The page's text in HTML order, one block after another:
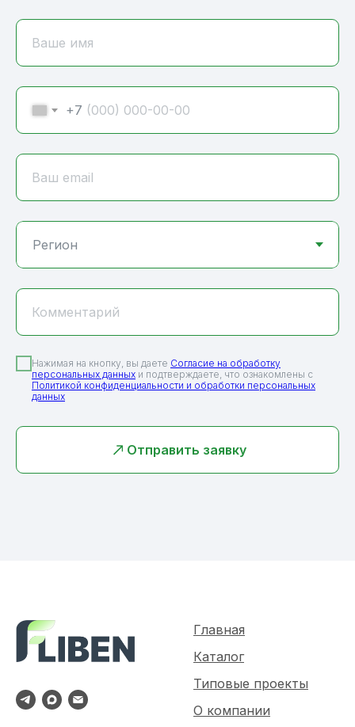
Ваше имя
+7
Ваш email
Комментарий
Нажимая на кнопку, вы даете Согласие на обработку
персональных данных и подтверждаете, что ознакомлены с
Политикой конфиденциальности и обработки персональных
данных
Отправить заявку
Главная
Каталог
Типовые проекты
О компании